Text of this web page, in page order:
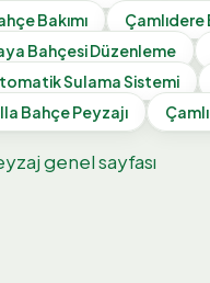
Bakımı Çamlıdere
Bahçesi Düzenleme
Sulama Sistemi
Bahçe Peyzajı
genel sayfası